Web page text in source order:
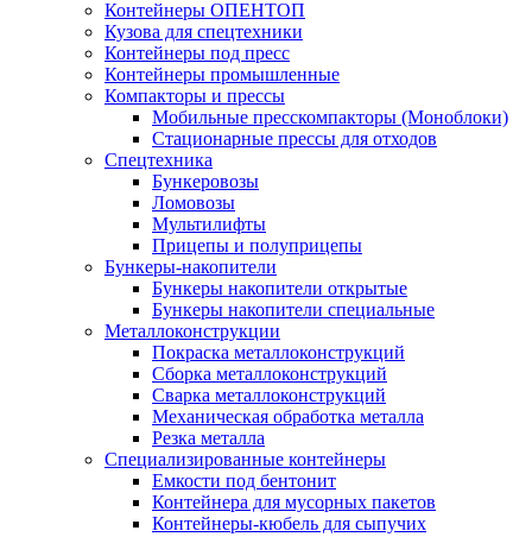
Контейнеры ОПЕНТОП
Кузова для спецтехники
Контейнеры под пресс
Контейнеры промышленные
Компакторы и прессы
Мобильные пресскомпакторы (Моноблоки)
Стационарные прессы для отходов
Спецтехника
Бункеровозы
Ломовозы
Мультилифты
Прицепы и полуприцепы
Бункеры-накопители
Бункеры накопители открытые
Бункеры накопители специальные
Металлоконструкции
Покраска металлоконструкций
Сборка металлоконструкций
Сварка металлоконструкций
Механическая обработка металла
Резка металла
Специализированные контейнеры
Емкости под бентонит
Контейнера для мусорных пакетов
Контейнеры-кюбель для сыпучих